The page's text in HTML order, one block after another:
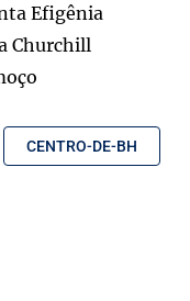
Efigênia
Churchill
CENTRO-DE-BH